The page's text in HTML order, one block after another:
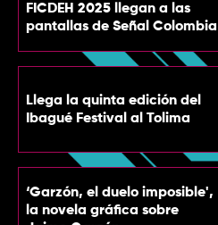
FICDEH 2025 llegan a las
pantallas de Señal Colombia
Llega la quinta edición del
Ibagué Festival al Tolima
‘Garzón, el duelo imposible',
la novela gráfica sobre